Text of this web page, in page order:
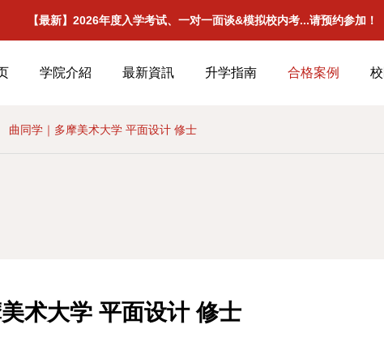
【最新】2026年度入学考试、一对一面谈&模拟校内考...请预约参加！
学院介紹 最新資訊 升学指南 合格案例
曲同学｜多摩美术大学 平面设计 修士
术大学 平面设计 修士